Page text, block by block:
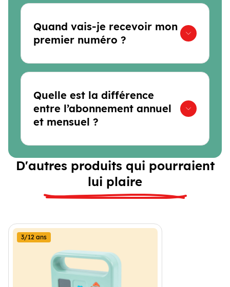
Quand vais-je recevoir mon
premier numéro ?
Quelle est la différence
entre l’abonnement annuel
et mensuel ?
D'autres produits qui pourraient
lui plaire
3/12 ans